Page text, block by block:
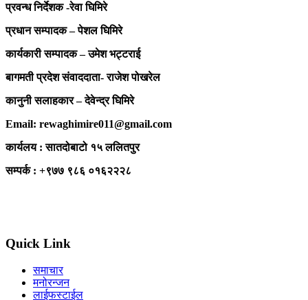
प्रवन्ध निर्देशक -रेवा घिमिरे
प्रधान सम्पादक – पेशल घिमिरे
कार्यकारी सम्पादक – उमेश भट्टराई
बागमती प्रदेश संवाददाता- राजेश पोखरेल
कानुनी सलाहकार – देवेन्द्र घिमिरे
Email: rewaghimire011@gmail.com
कार्यलय : सातदोबाटो १५ ललितपुर
सम्पर्क : +९७७ ९८६ ०१६२२२८
Quick Link
समाचार
मनोरन्जन
लाईफस्टाईल